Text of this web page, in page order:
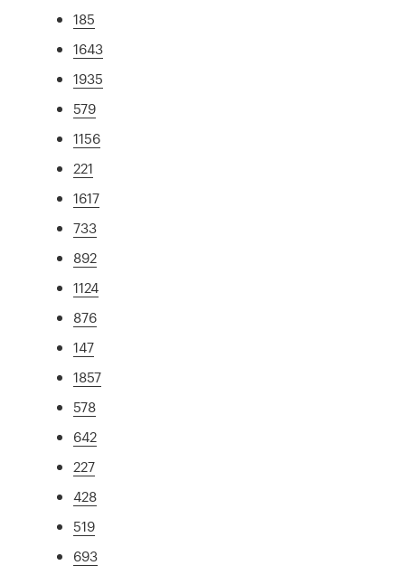
185
1643
1935
579
1156
221
1617
733
892
1124
876
147
1857
578
642
227
428
519
693